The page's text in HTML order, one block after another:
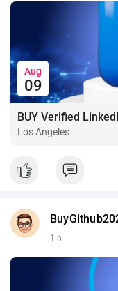
Aug
09
BUY Verified
Los Angeles
1 h